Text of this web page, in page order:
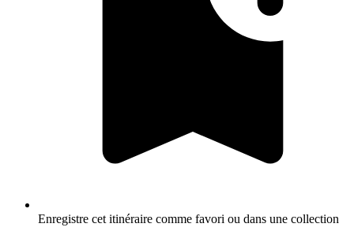
Enregistre cet itinéraire comme favori ou dans une collection